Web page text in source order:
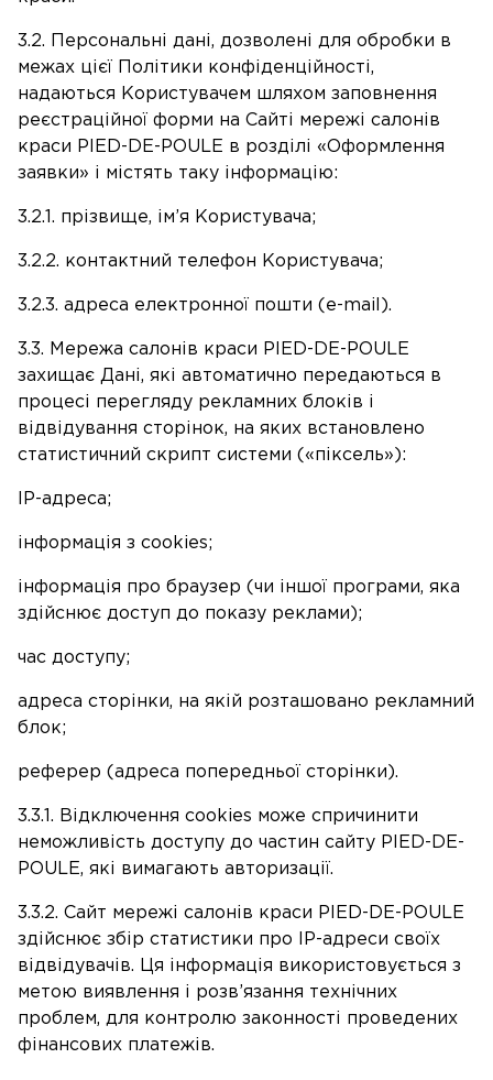
3.2. Персональні дані, дозволені для обробки в
межах цієї Політики конфіденційності,
надаються Користувачем шляхом заповнення
реєстраційної форми на Сайті мережі салонів
краси PIED-DE-POULE в розділі «Оформлення
заявки» і містять таку інформацію:
3.2.1. прізвище, ім’я Користувача;
3.2.2. контактний телефон Користувача;
3.2.3. адреса електронної пошти (e-mail).
3.3. Мережа салонів краси PIED-DE-POULE
захищає Дані, які автоматично передаються в
процесі перегляду рекламних блоків і
відвідування сторінок, на яких встановлено
статистичний скрипт системи («піксель»):
IP-адреса;
інформація з cookies;
інформація про браузер (чи іншої програми, яка
здійснює доступ до показу реклами);
час доступу;
адреса сторінки, на якій розташовано рекламний
блок;
реферер (адреса попередньої сторінки).
3.3.1. Відключення cookies може спричинити
неможливість доступу до частин сайту PIED-DE-
POULE, які вимагають авторизації.
3.3.2. Сайт мережі салонів краси PIED-DE-POULE
здійснює збір статистики про IP-адреси своїх
відвідувачів. Ця інформація використовується з
метою виявлення і розв’язання технічних
проблем, для контролю законності проведених
фінансових платежів.